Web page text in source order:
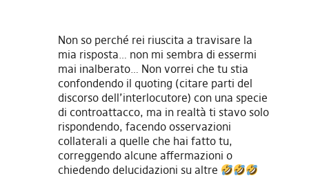
Non so perché rei riuscita a travisare la
mia risposta… non mi sembra di essermi
mai inalberato… Non vorrei che tu stia
confondendo il quoting (citare parti del
discorso dell’interlocutore) con una specie
di controattacco, ma in realtà ti stavo solo
rispondendo, facendo osservazioni
collaterali a quelle che hai fatto tu,
correggendo alcune affermazioni o
chiedendo delucidazioni su altre